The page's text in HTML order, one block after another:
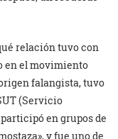
relación tuvo con
en el movimiento
falangista, tuvo
(Servicio
en grupos de
y fue uno de